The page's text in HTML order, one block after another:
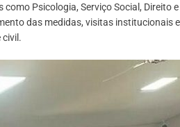
Psicologia, Serviço Social,
das medidas, visitas institucionais
civil.